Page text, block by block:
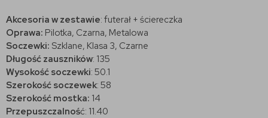
Akcesoria w zestawie: futerał + ściereczka
Oprawa: Pilotka, Czarna, Metalowa
Soczewki: Szklane, Klasa 3, Czarne
Długość zauszników: 135
Wysokość soczewki: 50.1
Szerokość soczewek: 58
Szerokość mostka: 14
Przepuszczalność: 11.40